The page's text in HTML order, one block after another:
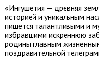
«Ингушетия — древняя
историей и уникальным
пишется талантливыми и
избравшими искреннюю
родины главным
поздравительной